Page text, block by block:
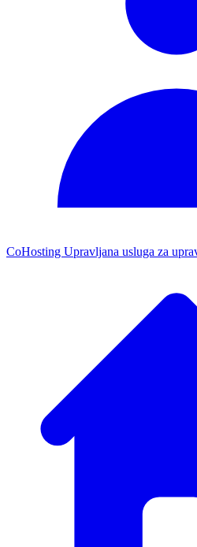
CoHosting Upravljana usluga za